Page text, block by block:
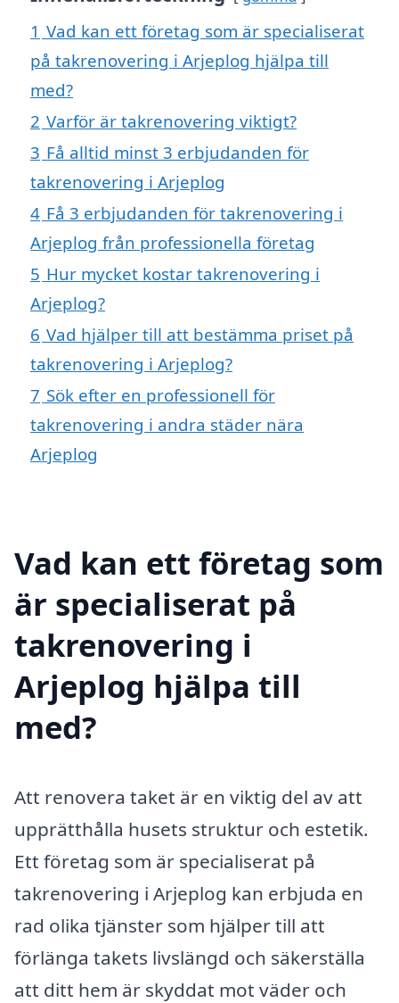
1 Vad kan ett företag som är specialiserat
på takrenovering i Arjeplog hjälpa till
med?
2 Varför är takrenovering viktigt?
3 Få alltid minst 3 erbjudanden för
takrenovering i Arjeplog
4 Få 3 erbjudanden för takrenovering i
Arjeplog från professionella företag
5 Hur mycket kostar takrenovering i
Arjeplog?
6 Vad hjälper till att bestämma priset på
takrenovering i Arjeplog?
7 Sök efter en professionell för
takrenovering i andra städer nära
Arjeplog
Vad kan ett företag som
är specialiserat på
takrenovering i
Arjeplog hjälpa till
med?
Att renovera taket är en viktig del av att
upprätthålla husets struktur och estetik.
Ett företag som är specialiserat på
takrenovering i Arjeplog kan erbjuda en
rad olika tjänster som hjälper till att
förlänga takets livslängd och säkerställa
att ditt hem är skyddat mot väder och